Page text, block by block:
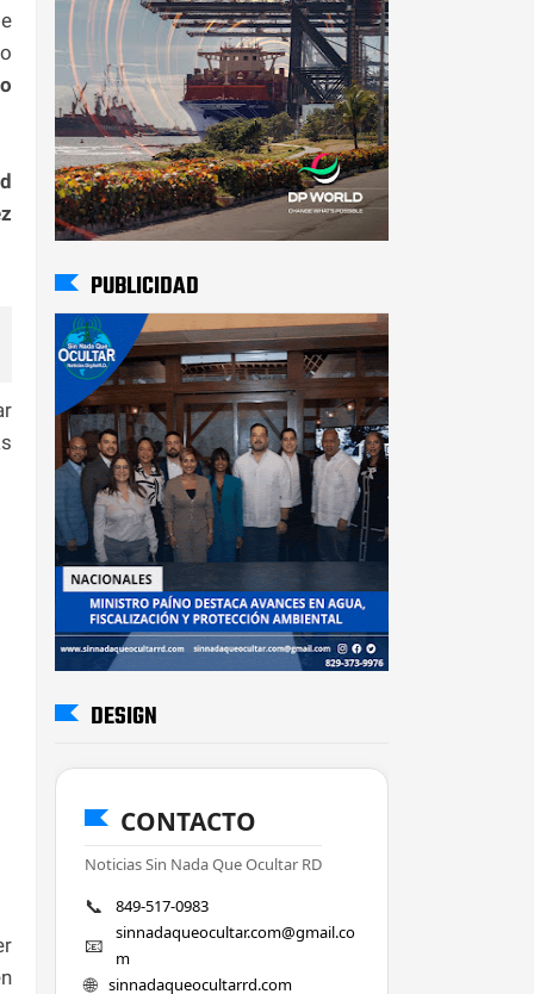
PUBLICIDAD
DESIGN
CONTACTO
Noticias Sin Nada Que Ocultar RD
📞 849-517-0983
📧
sinnadaqueocultar.com@gmail.co
m
🌐 sinnadaqueocultarrd.com